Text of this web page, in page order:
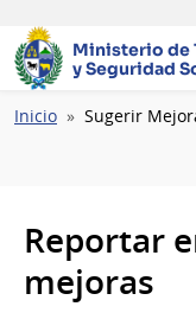
Ministerio de
y Seguridad
Ruta
Inicio Sugerir
Reportar
mejoras